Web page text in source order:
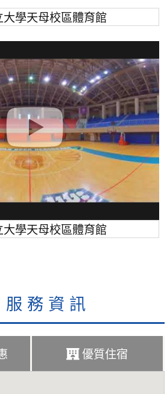
學天母校區體育館
學天母校區體育館
服務資訊
優質住宿